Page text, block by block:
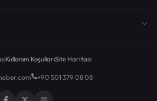
Kullanım KoşullarıSite Haritası
+90 501 379 08 08